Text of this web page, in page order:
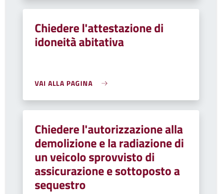
Chiedere l'attestazione di
idoneità abitativa
VAI ALLA PAGINA
Chiedere l'autorizzazione alla
demolizione e la radiazione di
un veicolo sprovvisto di
assicurazione e sottoposto a
sequestro